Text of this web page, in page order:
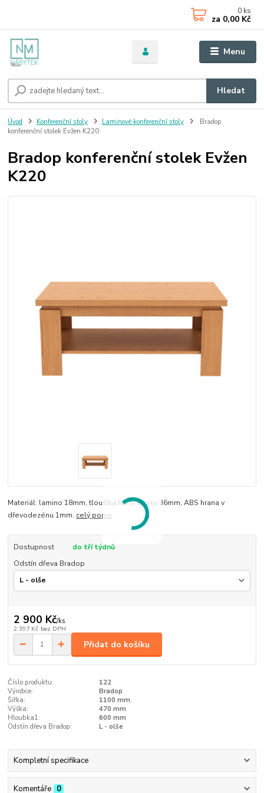
Menu
Hledat
0 ks
za 0,00 Kč
Úvod Konferenční stoly Laminové konferenční stoly
Bradop
konferenční stolek Evžen K220
Bradop konferenční stolek Evžen
K220
Materiál: lamino 18mm, tloušťka horní desky 36mm, ABS hrana v
dřevodezénu 1mm. celý popis
Dostupnost
do tří týdnů
Odstín dřeva Bradop
2 900 Kč/ks
2 397 Kč bez DPH
Přidat do košíku
Číslo produktu:
122
Výrobce:
Bradop
Šířka:
1100 mm
Výška:
470 mm
Hloubka1:
600 mm
Odstín dřeva Bradop:
L - olše
Kompletní specifikace
Komentáře 0